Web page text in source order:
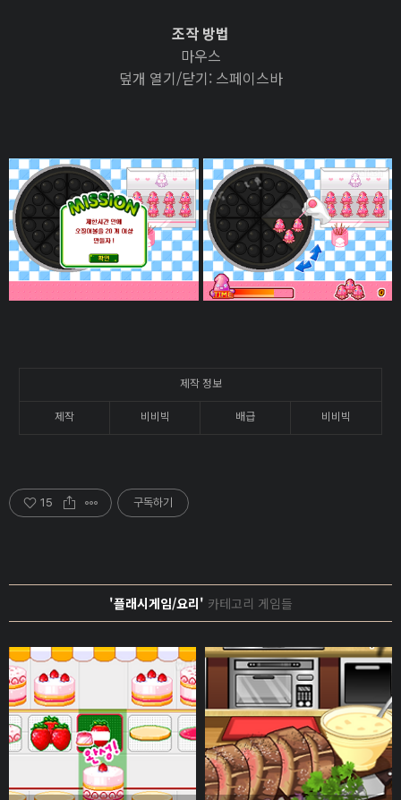
조작 방법
마우스
덮개 열기/닫기: 스페이스바
제작 정보
제작 비비빅 배급 비비빅
15 구독하기
'플래시게임/요리' 카테고리 게임들